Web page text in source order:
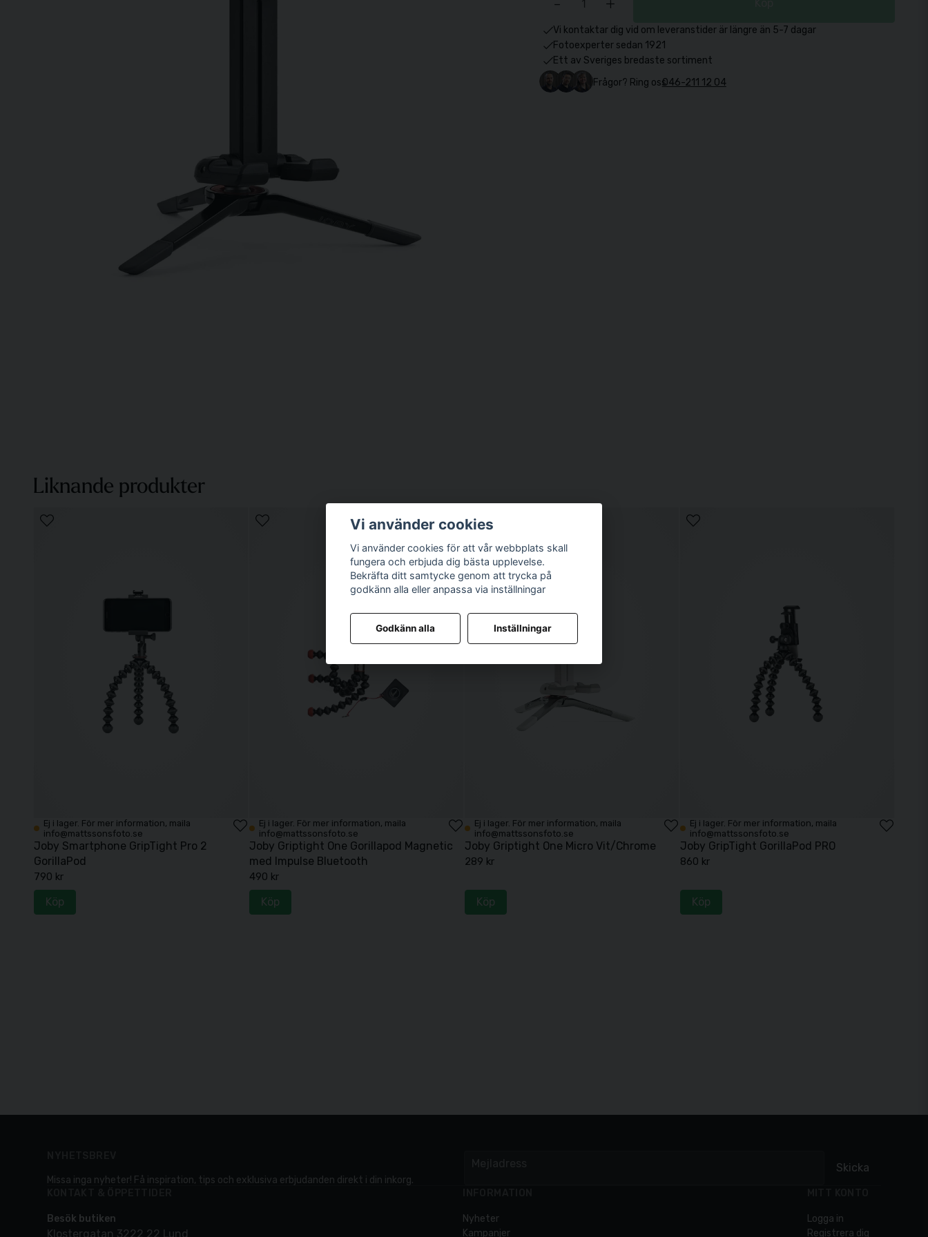
Vi kontaktar dig vid om leveranstider är längre än 5-7 dagar
Fotoexperter sedan 1921
Ett av Sveriges bredaste sortiment
Frågor? Ring oss046-211 12 04
Liknande produkter
Ej i lager. För mer information, maila
info@mattssonsfoto.se
Joby Smartphone GripTight Pro 2
GorillaPod
790 kr
Köp
Ej i lager. För mer information, maila
info@mattssonsfoto.se
Joby Griptight One Gorillapod Magnetic
med Impulse Bluetooth
490 kr
Köp
Ej i lager. För mer information, maila
info@mattssonsfoto.se
Joby Griptight One Micro Vit/Chrome
289 kr
Köp
Ej i lager. För mer information, maila
info@mattssonsfoto.se
Joby GripTight GorillaPod PRO
860 kr
Köp
Skicka
Missa inga nyheter! Få inspiration, tips och exklusiva erbjudanden direkt i din inkorg.
Besök butiken
Klostergatan 3222 22 Lund
Nyheter
Kampanjer
Logga in
Registrera dig
Vi använder cookies
Vi använder cookies för att vår webbplats skall
fungera och erbjuda dig bästa upplevelse.
Bekräfta ditt samtycke genom att trycka på
godkänn alla eller anpassa via inställningar
Godkänn alla Inställningar